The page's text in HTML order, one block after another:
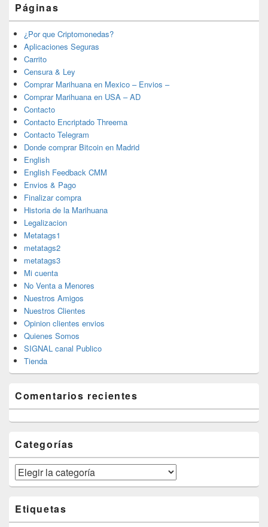
Páginas
¿Por que Criptomonedas?
Aplicaciones Seguras
Carrito
Censura & Ley
Comprar Marihuana en Mexico – Envios –
Comprar Marihuana en USA – AD
Contacto
Contacto Encriptado Threema
Contacto Telegram
Donde comprar Bitcoin en Madrid
English
English Feedback CMM
Envios & Pago
Finalizar compra
Historia de la Marihuana
Legalizacion
Metatags1
metatags2
metatags3
Mi cuenta
No Venta a Menores
Nuestros Amigos
Nuestros Clientes
Opinion clientes envios
Quienes Somos
SIGNAL canal Publico
Tienda
Comentarios recientes
Categorías
Categorías
Etiquetas